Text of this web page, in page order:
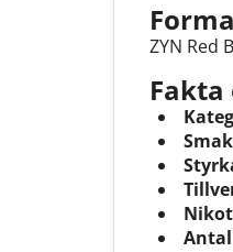
ZYN Red
Fakta